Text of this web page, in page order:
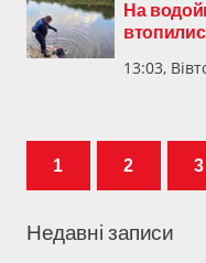
На
13:03,
1 2 3
Недавні записи